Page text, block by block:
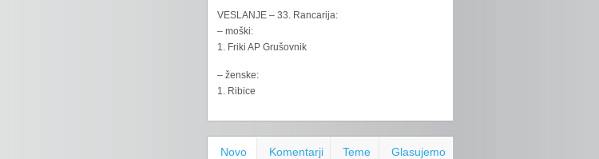
VESLANJE – 33. Rancarija:
– moški:
1. Friki AP Grušovnik
– ženske:
1. Ribice
Novo Komentarji Teme Glasujemo